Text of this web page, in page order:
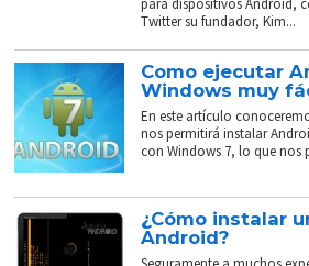
para dispositivos Android,
Twitter su fundador, Kim...
Como ejecutar
Windows muy
En este artículo
nos permitirá instalar
con Windows 7, lo que nos
¿Cómo instalar
Android?